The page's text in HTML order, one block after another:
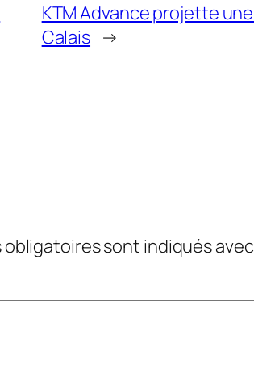
KTM Advance projette
Calais →
obligatoires sont indiqués